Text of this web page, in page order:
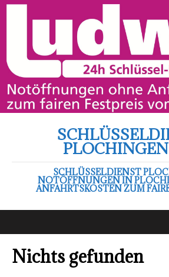
SCHLÜSSELDIENST
NOTÖFFNUNGEN IN
ANFAHRTSKOSTEN ZUM
Nichts gefunden